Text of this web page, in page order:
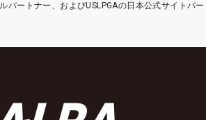
パートナー、およびUSLPGAの日本公式サイトパー